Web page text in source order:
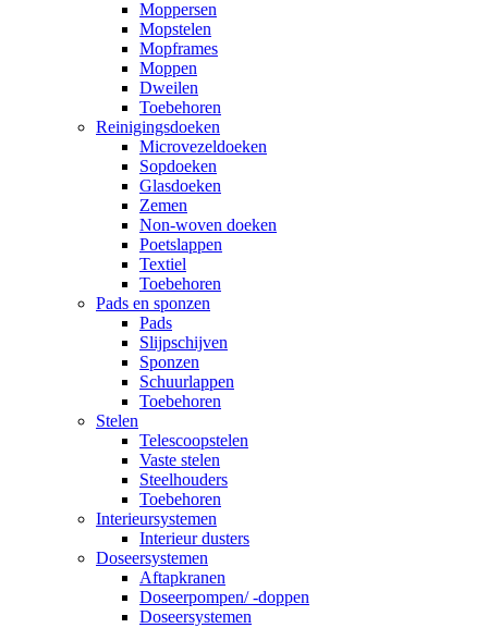
Moppersen
Mopstelen
Mopframes
Moppen
Dweilen
Toebehoren
Reinigingsdoeken
Microvezeldoeken
Sopdoeken
Glasdoeken
Zemen
Non-woven doeken
Poetslappen
Textiel
Toebehoren
Pads en sponzen
Pads
Slijpschijven
Sponzen
Schuurlappen
Toebehoren
Stelen
Telescoopstelen
Vaste stelen
Steelhouders
Toebehoren
Interieursystemen
Interieur dusters
Doseersystemen
Aftapkranen
Doseerpompen/ -doppen
Doseersystemen